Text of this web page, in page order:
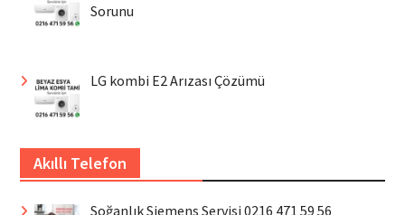
Sorunu
LG kombi E2 Arızası Çözümü
Akıllı Telefon
Soğanlık Siemens Servisi 0216 471 59 56